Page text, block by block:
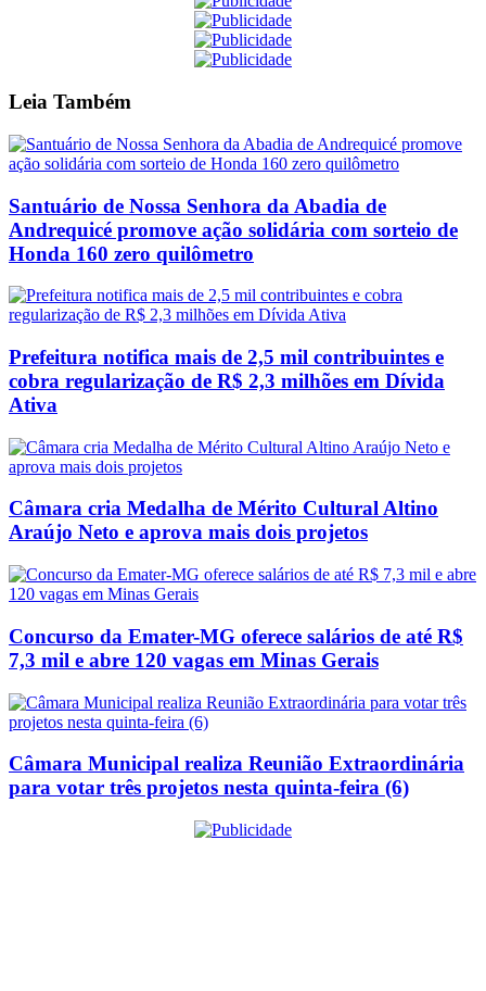
Leia Também
Santuário de Nossa Senhora da Abadia de
Andrequicé promove ação solidária com sorteio de
Honda 160 zero quilômetro
Prefeitura notifica mais de 2,5 mil contribuintes e
cobra regularização de R$ 2,3 milhões em Dívida
Ativa
Câmara cria Medalha de Mérito Cultural Altino
Araújo Neto e aprova mais dois projetos
Concurso da Emater-MG oferece salários de até R$
7,3 mil e abre 120 vagas em Minas Gerais
Câmara Municipal realiza Reunião Extraordinária
para votar três projetos nesta quinta-feira (6)